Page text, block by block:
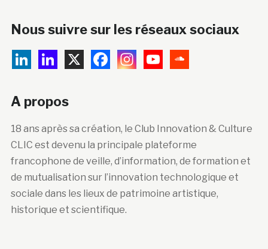
Nous suivre sur les réseaux sociaux
A propos
18 ans après sa création, le Club Innovation & Culture
CLIC est devenu la principale plateforme
francophone de veille, d’information, de formation et
de mutualisation sur l’innovation technologique et
sociale dans les lieux de patrimoine artistique,
historique et scientifique.